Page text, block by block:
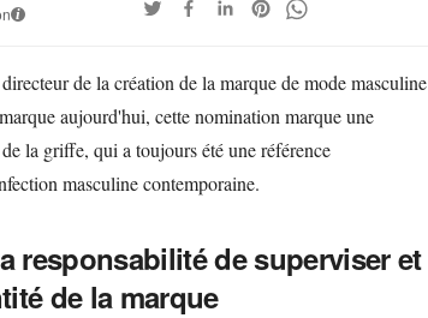
i
de la création de la marque de mode masculine
aujourd'hui, cette nomination marque une
la griffe, qui a toujours été une référence
masculine contemporaine.
responsabilité de superviser et
de la marque